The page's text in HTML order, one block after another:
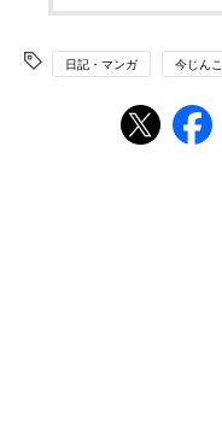
日記・マンガ 今じんこ